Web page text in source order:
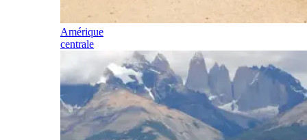
Amérique
centrale